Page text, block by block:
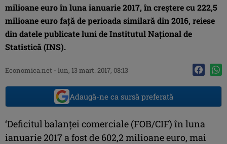
milioane euro în luna ianuarie 2017, în creştere cu 222,5
milioane euro faţă de perioada similară din 2016, reiese
din datele publicate luni de Institutul Naţional de
Statistică (INS).
Economica.net - lun, 13 mart. 2017, 08:13
Adaugă-ne ca sursă preferată
‘Deficitul balanţei comerciale (FOB/CIF) în luna
ianuarie 2017 a fost de 602,2 milioane euro, mai